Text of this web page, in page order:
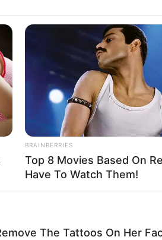
Fail! 10 Potret Makanan
Dimasak yang Bikin Kamu
Nggak Selera
10 Pose Manekin Anti
BRAINBERRIES
Top 8 Movies Based On
Have To Watch Them!
The Tattoos On Her